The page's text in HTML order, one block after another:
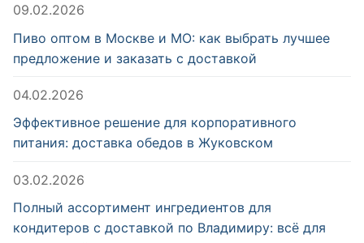
09.02.2026
Пиво оптом в Москве и МО: как выбрать лучшее
предложение и заказать с доставкой
04.02.2026
Эффективное решение для корпоративного
питания: доставка обедов в Жуковском
03.02.2026
Полный ассортимент ингредиентов для
кондитеров с доставкой по Владимиру: всё для